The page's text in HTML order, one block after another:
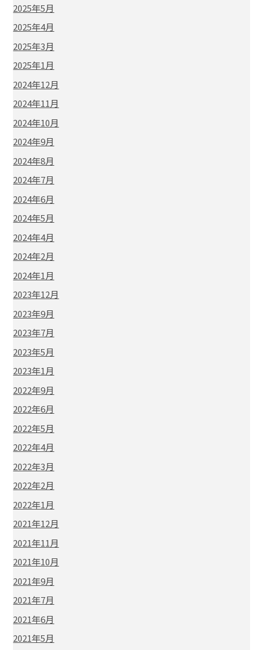
2025年5月
2025年4月
2025年3月
2025年1月
2024年12月
2024年11月
2024年10月
2024年9月
2024年8月
2024年7月
2024年6月
2024年5月
2024年4月
2024年2月
2024年1月
2023年12月
2023年9月
2023年7月
2023年5月
2023年1月
2022年9月
2022年6月
2022年5月
2022年4月
2022年3月
2022年2月
2022年1月
2021年12月
2021年11月
2021年10月
2021年9月
2021年7月
2021年6月
2021年5月